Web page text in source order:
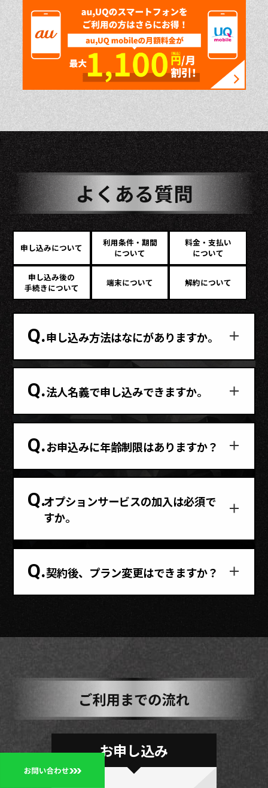
申し込みについて
利用条件・期間
について
料金・支払い
について
申し込み後の
手続きについて
端末について 解約について
Q.申し込み方法はなにがありますか。
Q.法人名義で申し込みできますか。
Q.お申込みに年齢制限はありますか？
Q.オプションサービスの加入は必須で
すか。
Q.契約後、プラン変更はできますか？
お申し込み